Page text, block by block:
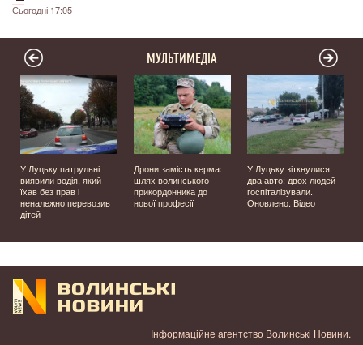
Сьогодні 17:05
МУЛЬТИМЕДІА
У Луцьку патрульні
виявили водія, який
їхав без прав і
неналежно перевозив
дітей
Дрони замість керма:
шлях волинського
прикордонника до
нової професії
У Луцьку зіткнулися
два авто: двох людей
госпіталізували.
Оновлено. Відео
Інформаційне агентство Волинські Новини.